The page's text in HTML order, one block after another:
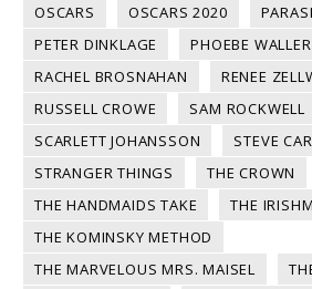
OSCARS
OSCARS 2020
PETER DINKLAGE
PHOEBE
RACHEL BROSNAHAN
RENEE
RUSSELL CROWE
SAM ROCKWELL
SCARLETT JOHANSSON
STEVE
STRANGER THINGS
THE CROWN
THE HANDMAIDS TAKE
THE
THE KOMINSKY METHOD
THE MARVELOUS MRS. MAISEL